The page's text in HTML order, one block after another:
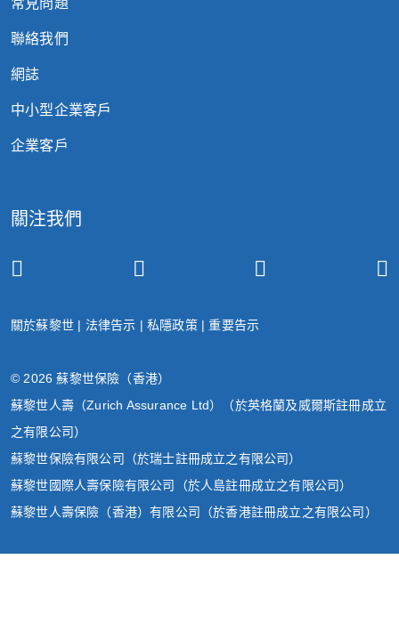
常見問題
聯絡我們
網誌
中小型企業客戶
企業客戶
關注我們
關於蘇黎世 | 法律告示 |私隱政策|重要告示
© 2026 蘇黎世保險（香港）
蘇黎世人壽（Zurich Assurance Ltd）（於英格蘭及威爾斯註冊成立
之有限公司）
蘇黎世保險有限公司（於瑞士註冊成立之有限公司）
蘇黎世國際人壽保險有限公司（於人島註冊成立之有限公司）
蘇黎世人壽保險（香港）有限公司（於香港註冊成立之有限公司）